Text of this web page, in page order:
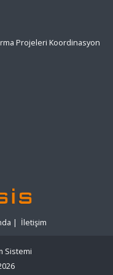
Projeleri Koordinasyon
| İletişim
Sistemi